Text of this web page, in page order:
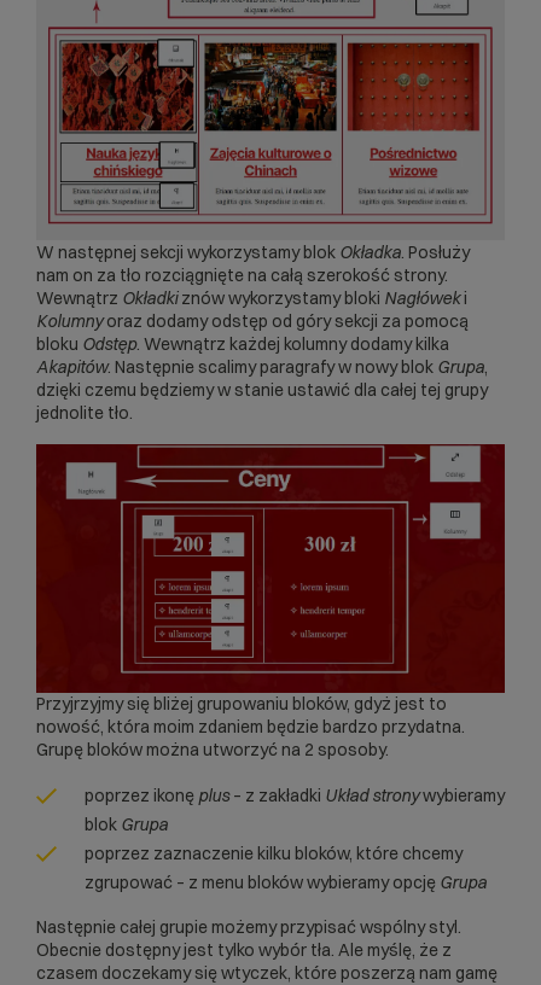
W następnej sekcji wykorzystamy blok Okładka. Posłuży
nam on za tło rozciągnięte na całą szerokość strony.
Wewnątrz Okładkiznów wykorzystamy bloki Nagłóweki
Kolumnyoraz dodamy odstęp od góry sekcji za pomocą
bloku Odstęp. Wewnątrz każdej kolumny dodamy kilka
Akapitów. Następnie scalimy paragrafy w nowy blok Grupa,
dzięki czemu będziemy w stanie ustawić dla całej tej grupy
jednolite tło.
Przyjrzyjmy się bliżej grupowaniu bloków, gdyż jest to
nowość, która moim zdaniem będzie bardzo przydatna.
Grupę bloków można utworzyć na 2 sposoby.
poprzez ikonę plus– z zakładki Układ stronywybieramy
blok Grupa
poprzez zaznaczenie kilku bloków, które chcemy
zgrupować – z menu bloków wybieramy opcję Grupa
Następnie całej grupie możemy przypisać wspólny styl.
Obecnie dostępny jest tylko wybór tła. Ale myślę, że z
czasem doczekamy się wtyczek, które poszerzą nam gamę